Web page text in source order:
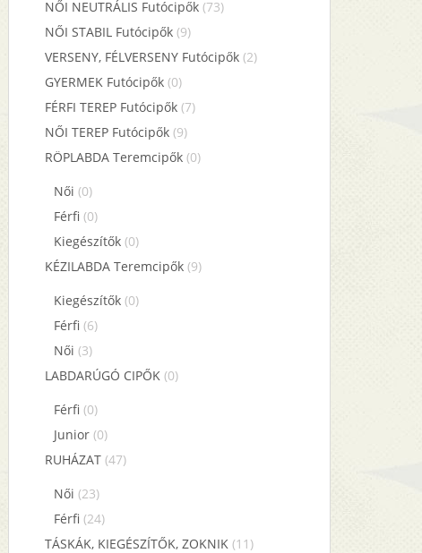
NŐI NEUTRÁLIS Futócipők (73)
NŐI STABIL Futócipők (9)
VERSENY, FÉLVERSENY Futócipők (2)
GYERMEK Futócipők (0)
FÉRFI TEREP Futócipők (7)
NŐI TEREP Futócipők (9)
RÖPLABDA Teremcipők (0)
Női (0)
Férfi (0)
Kiegészítők (0)
KÉZILABDA Teremcipők (9)
Kiegészítők (0)
Férfi (6)
Női (3)
LABDARÚGÓ CIPŐK (0)
Férfi (0)
Junior (0)
RUHÁZAT (47)
Női (23)
Férfi (24)
TÁSKÁK, KIEGÉSZÍTŐK, ZOKNIK (11)